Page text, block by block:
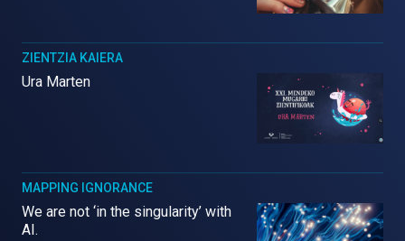
ZIENTZIA KAIERA
Ura Marten
MAPPING IGNORANCE
We are not ‘in the singularity’ with
AI.